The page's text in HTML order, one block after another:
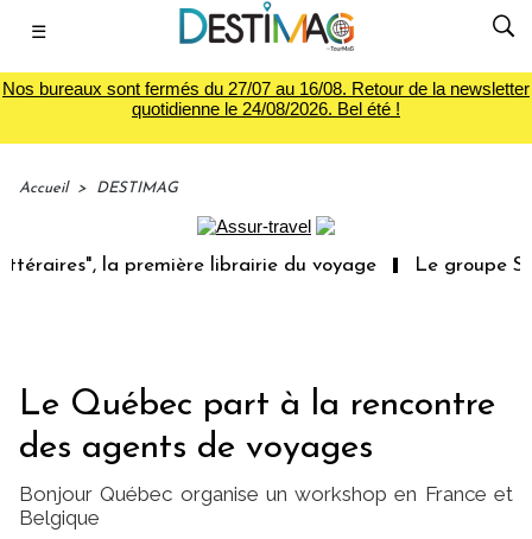
☰
Nos bureaux sont fermés du 27/07 au 16/08. Retour de la newsletter
quotidienne le 24/08/2026. Bel été !
Accueil > DESTIMAG
la première librairie du voyage Le groupe
Le Québec part à la rencontre
des agents de voyages
Bonjour Québec organise un workshop en France et
Belgique